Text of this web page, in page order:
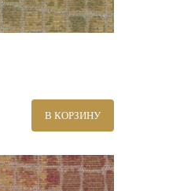
В КОРЗИНУ